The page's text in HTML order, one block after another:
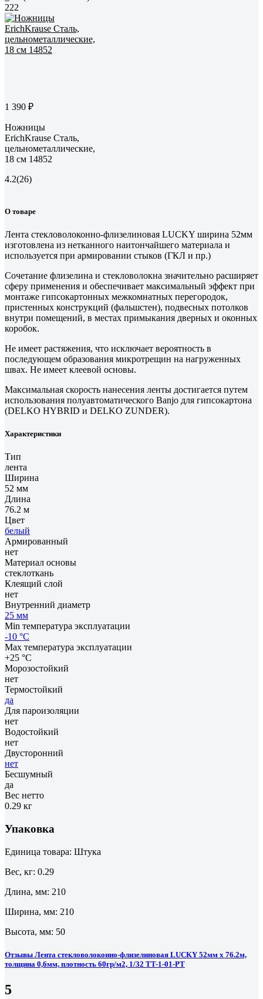
222
1 390 ₽
Ножницы
ErichKrause Сталь,
цельнометаллические,
18 см 14852
4.2(26)
О товаре
Лента стекловолоконно-флизелиновая LUCKY ширина 52мм
изготовлена из нетканного наитончайшего материала и
используется при армировании стыков (ГКЛ и пр.)
Сочетание флизелина и стекловолокна значительно расширяет
сферу применения и обеспечивает максимальный эффект при
монтаже гипсокартонных межкомнатных перегородок,
пристенных конструкций (фальшстен), подвесных потолков
внутри помещений, в местах примыкания дверных и оконных
коробок.
Не имеет растяжения, что исключает вероятность в
последующем образования микротрещин на нагруженных
швах. Не имеет клеевой основы.
Максимальная скорость нанесения ленты достигается путем
использования полуавтоматического Banjo для гипсокартона
(DELKO HYBRID и DELKO ZUNDER).
Характеристики
Тип
лента
Ширина
52 мм
Длина
76.2 м
Цвет
белый
Армированный
нет
Материал основы
стеклоткань
Клеящий слой
нет
Внутренний диаметр
25 мм
Min температура эксплуатации
-10 °С
Max температура эксплуатации
+25 °С
Морозостойкий
нет
Термостойкий
да
Для пароизоляции
нет
Водостойкий
нет
Двусторонний
нет
Бесшумный
да
Вес нетто
0.29 кг
Упаковка
Единица товара: Штука
Вес, кг: 0.29
Длина, мм: 210
Ширина, мм: 210
Высота, мм: 50
Отзывы Лента стекловолоконно-флизелиновая LUCKY 52мм x 76.2м,
толщина 0,6мм, плотность 60гр/м2, 1/32 TT-1-01-PT
5